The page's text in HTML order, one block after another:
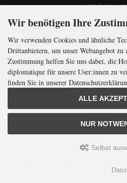
mit der weltweit
Monatszeitungfürinternationale
Jetzt das Digi-Abo testen:
Christian
LMd © 2026 | Template © 2009-2026 by
Wir benötigen Ihre
Wir verwenden Cookies und ähnliche
Drittanbietern, um unser Webangebot
Zustimmung helfen Sie uns dabei, die
diplomatique für unsere User:innen zu
finden Sie in unserer
ALLE
NUR
Selbst